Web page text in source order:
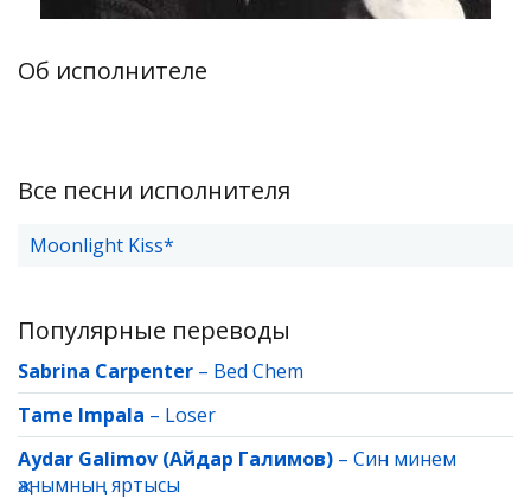
Об исполнителе
Все песни исполнителя
Moonlight Kiss*
Популярные переводы
Sabrina Carpenter – Bed Chem
Tame Impala – Loser
Aydar Galimov (Айдар Галимов) – Син минем
җанымның яртысы